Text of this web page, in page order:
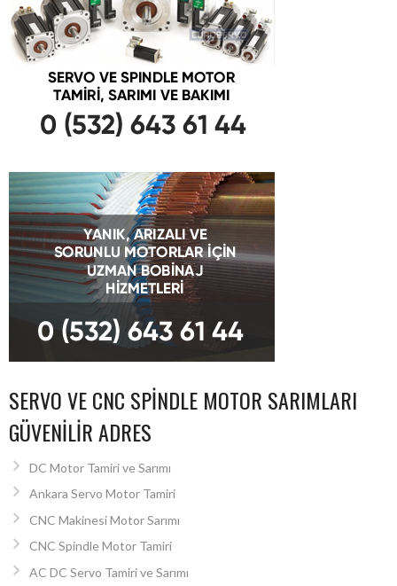
SERVO VE CNC SPINDLE MOTOR SARIMLARI
GÜVENILIR ADRES
DC Motor Tamiri ve Sarımı
Ankara Servo Motor Tamiri
CNC Makinesi Motor Sarımı
CNC Spindle Motor Tamiri
AC DC Servo Tamiri ve Sarımı